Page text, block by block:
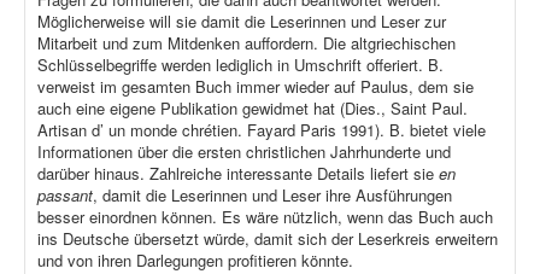
Möglicherweise will sie damit die Leserinnen und Leser zur
Mitarbeit und zum Mitdenken auffordern. Die altgriechischen
Schlüsselbegriffe werden lediglich in Umschrift offeriert. B.
verweist im gesamten Buch immer wieder auf Paulus, dem sie
auch eine eigene Publikation gewidmet hat (Dies., Saint Paul.
Artisan d’ un monde chrétien. Fayard Paris 1991). B. bietet viele
Informationen über die ersten christlichen Jahrhunderte und
darüber hinaus. Zahlreiche interessante Details liefert sie en
passant, damit die Leserinnen und Leser ihre Ausführungen
besser einordnen können. Es wäre nützlich, wenn das Buch auch
ins Deutsche übersetzt würde, damit sich der Leserkreis erweitern
und von ihren Darlegungen profitieren könnte.